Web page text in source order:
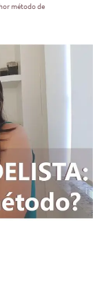
método de